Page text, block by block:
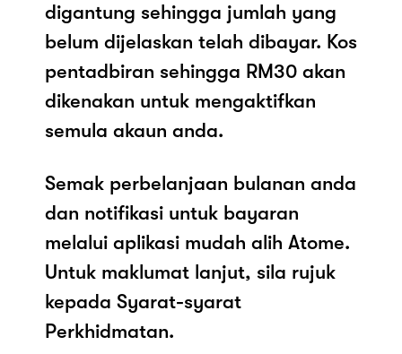
digantung sehingga jumlah yang
belum dijelaskan telah dibayar. Kos
pentadbiran sehingga RM30 akan
dikenakan untuk mengaktifkan
semula akaun anda.
Semak perbelanjaan bulanan anda
dan notifikasi untuk bayaran
melalui aplikasi mudah alih Atome.
Untuk maklumat lanjut, sila rujuk
kepada Syarat-syarat
Perkhidmatan.